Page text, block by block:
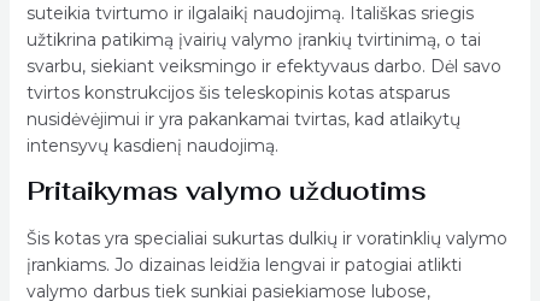
suteikia tvirtumo ir ilgalaikį naudojimą. Itališkas sriegis
užtikrina patikimą įvairių valymo įrankių tvirtinimą, o tai
svarbu, siekiant veiksmingo ir efektyvaus darbo. Dėl savo
tvirtos konstrukcijos šis teleskopinis kotas atsparus
nusidėvėjimui ir yra pakankamai tvirtas, kad atlaikytų
intensyvų kasdienį naudojimą.
Pritaikymas valymo užduotims
Šis kotas yra specialiai sukurtas dulkių ir voratinklių valymo
įrankiams. Jo dizainas leidžia lengvai ir patogiai atlikti
valymo darbus tiek sunkiai pasiekiamose lubose,